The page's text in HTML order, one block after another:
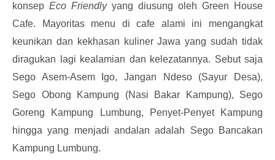
konsep Eco Friendlyyang diusung oleh Green House
Cafe. Mayoritas menu di cafe alami ini mengangkat
keunikan dan kekhasan kuliner Jawa yang sudah tidak
diragukan lagi kealamian dan kelezatannya. Sebut saja
Sego Asem-Asem Igo, Jangan Ndeso (Sayur Desa),
Sego Obong Kampung (Nasi Bakar Kampung), Sego
Goreng Kampung Lumbung, Penyet-Penyet Kampung
hingga yang menjadi andalan adalah Sego Bancakan
Kampung Lumbung.